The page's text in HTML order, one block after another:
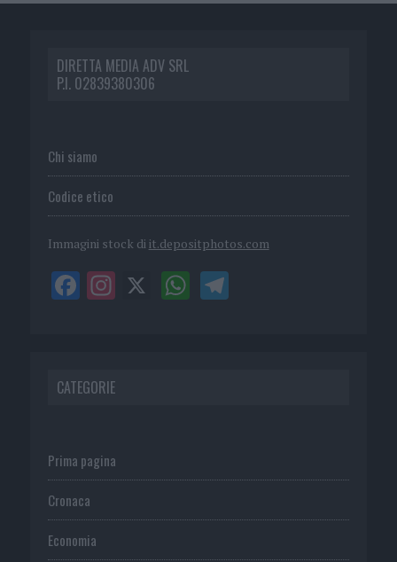
DIRETTA MEDIA ADV SRL
P.I. 02839380306
Chi siamo
Codice etico
Immagini stock di it.depositphotos.com
CATEGORIE
Prima pagina
Cronaca
Economia